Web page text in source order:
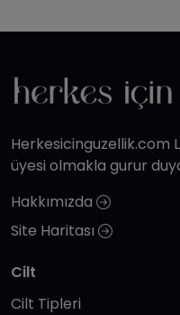
Herkesicinguzellik.com
üyesi olmakla gurur
Hakkımızda
Site Haritası
Cilt
Cilt Tipleri